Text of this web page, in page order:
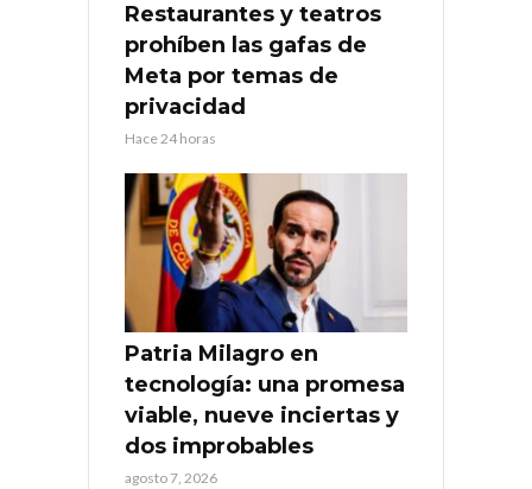
Restaurantes y teatros
prohíben las gafas de
Meta por temas de
privacidad
Hace 24 horas
Patria Milagro en
tecnología: una promesa
viable, nueve inciertas y
dos improbables
agosto 7, 2026